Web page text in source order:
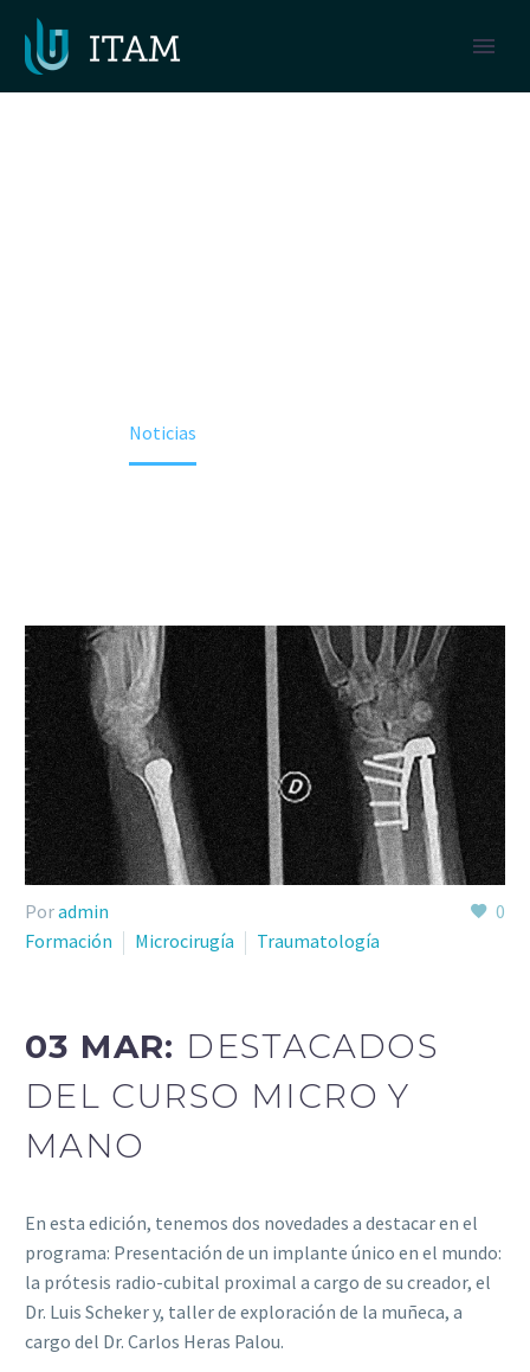
Noticias
0
Poradmin
Formación
Microcirugía Traumatología
03 MAR: DESTACADOS
DEL CURSO MICRO Y
MANO
En esta edición, tenemos dos novedades a destacar en el
programa: Presentación de un implante único en el mundo:
la prótesis radio-cubital proximal a cargo de su creador, el
Dr. Luis Scheker y, taller de exploración de la muñeca, a
cargo del Dr. Carlos Heras Palou.